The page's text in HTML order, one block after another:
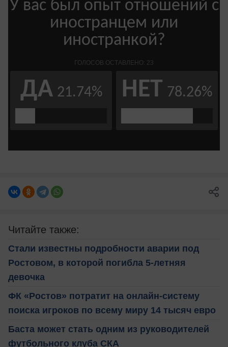
Читайте также:
Стали известны подробности аварии под
Ростовом, в которой погибла 5-летняя
девочка
ФК «Ростов» потратит на онлайн-систему
поиска игроков по всему миру 14 тысяч евро
Баста может стать одним из руководителей
футбольного клуба СКА